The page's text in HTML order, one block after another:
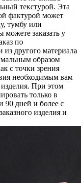
текстурой. Эта
фактурой может
тумбу или
заказать у
по
другого материала
образом
с точки зрения
необходимым вам
При этом
только в
90 дней и более с
изделия и